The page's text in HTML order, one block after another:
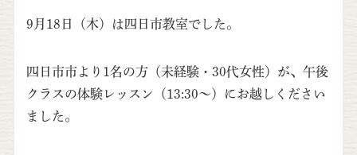
9月18日（木）は四日市教室でした。
四日市市より1名の方（未経験・30代女性）が、午後
クラスの体験レッスン（13:30～）にお越しください
ました。